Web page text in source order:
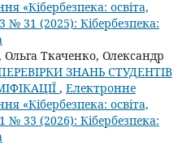
«Кібербезпека: освіта,
№ 31 (2025): Кібербезпека:
Ткаченко, Олександр
ЗНАНЬ СТУДЕНТІВ
, Електронне
«Кібербезпека: освіта,
№ 33 (2026): Кібербезпека: